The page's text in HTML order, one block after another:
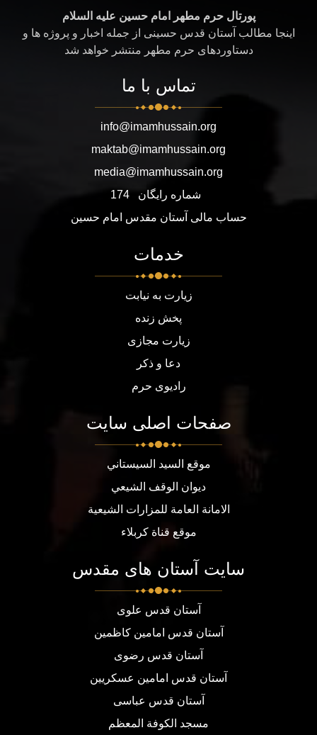
پورتال حرم مطهر امام حسین علیه السلام
اینجا مطالب آستان قدس حسینی از جمله اخبار و پروژه ها و
دستاوردهای حرم مطهر منتشر خواهد شد
تماس با ما
info@imamhussain.org
maktab@imamhussain.org
media@imamhussain.org
شماره رایگان
174
حساب مالی آستان مقدس امام حسین
خدمات
زیارت به نیابت
پخش زنده
زیارت مجازی
دعا و ذکر
رادیوی حرم
صفحات اصلی سایت
موقع السيد السيستاني
ديوان الوقف الشيعي
الامانة العامة للمزارات الشيعية
موقع قناة كربلاء
سایت آستان های مقدس
آستان قدس علوی
آستان قدس امامین کاظمین
آستان قدس رضوی
آستان قدس امامین عسکریین
آستان قدس عباسی
مسجد الكوفة المعظم